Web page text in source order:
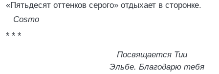
«Пятьдесят оттенков серого» отдыхает в сторонке.
Cosmo
* * *
Посвящается Тии
Эльбе. Благодарю тебя